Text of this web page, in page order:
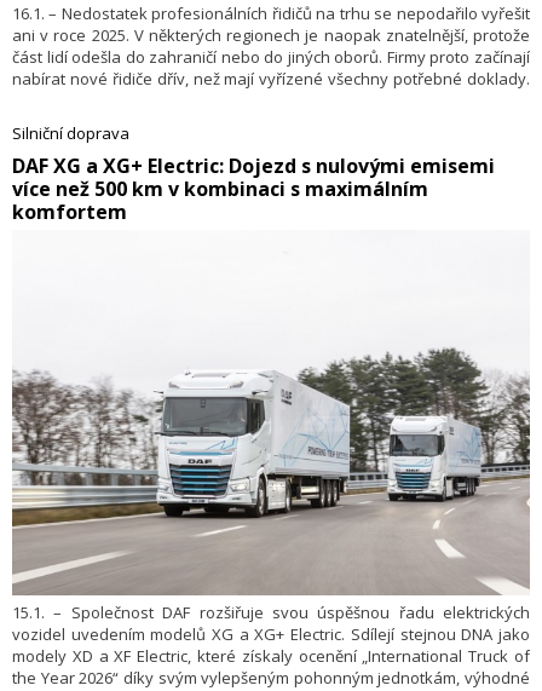
16.1. – Nedostatek profesionálních řidičů na trhu se nepodařilo vyřešit
ani v roce 2025. V některých regionech je naopak znatelnější, protože
část lidí odešla do zahraničí nebo do jiných oborů. Firmy proto začínají
nabírat nové řidiče dřív, než mají vyřízené všechny potřebné doklady.
problémem vypořádávají přepravní společnosti v České republice, na
Slovensku, v Polsku, Maďarsku, Rumunsku, Španělsku a Portugalsku,
odhaluje letošní zpráva o trhu v oblasti silniční dopravy společnosti
Eurowag.
Silniční doprava
​DAF XG a XG+ Electric: Dojezd s nulovými emisemi
více než 500 km v kombinaci s maximálním
komfortem
15.1. – Společnost DAF rozšiřuje svou úspěšnou řadu elektrických
vozidel uvedením modelů XG a XG+ Electric. Sdílejí stejnou DNA jako
modely XD a XF Electric, které získaly ocenění „International Truck of
the Year 2026“ díky svým vylepšeným pohonným jednotkám, výhodné